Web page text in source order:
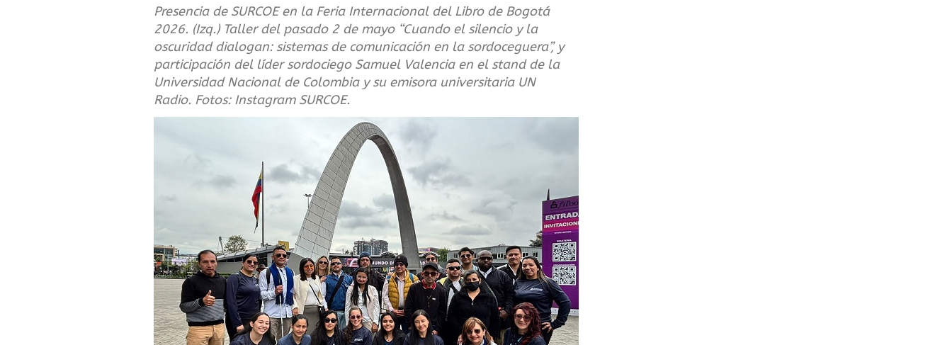
Presencia de SURCOE en la Feria Internacional del Libro de Bogotá
2026. (Izq.) Taller del pasado 2 de mayo “Cuando el silencio y la
oscuridad dialogan: sistemas de comunicación en la sordoceguera”, y
participación del líder sordociego Samuel Valencia en el stand de la
Universidad Nacional de Colombia y su emisora universitaria UN
Radio. Fotos: Instagram SURCOE.